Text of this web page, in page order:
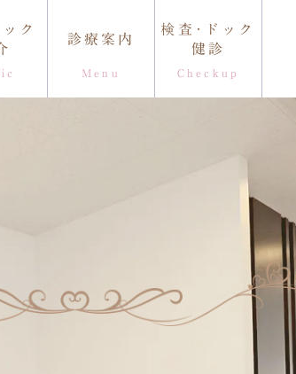
ク
診療案内
Menu
検査･ドック
健診
Checkup